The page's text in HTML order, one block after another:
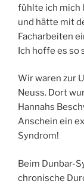
fühlte ich mich
und hätte mit
Facharbeiten
Ich hoffe es so
Wir waren zur
Neuss. Dort
Hannahs
Anschein ein
Syndrom!
Beim Dunbar-
chronische